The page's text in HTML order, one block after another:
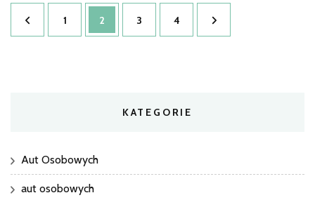
Stronicowanie
wpisów
Strona
1 Strona
2 Strona
3 Strona
4
KATEGORIE
Aut Osobowych
aut osobowych